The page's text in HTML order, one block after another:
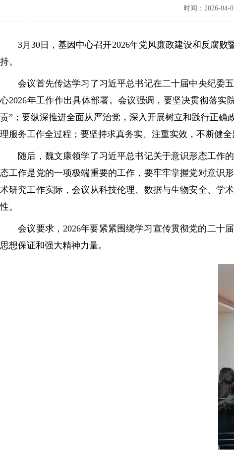
时间：2026-04-
3月30日，基因中心召开2026年党风廉政建设和反腐败
持。
会议首先传达学习了习近平总书记在二十届中央纪委五
心2026年工作作出具体部署。会议强调，要坚决贯彻落实
责”；要纵深推进全面从严治党，深入开展树立和践行正
理服务工作全过程；要坚持求真务实、注重实效，不断健
随后，魏文康领学了习近平总书记关于意识形态工作的
态工作是党的一项极端重要的工作，要牢牢掌握党对意识
术研究工作实际，会议从科技伦理、数据与生物安全、学
性。
会议要求，2026年要紧紧围绕学习宣传贯彻党的二十届
思想保证和强大精神力量。